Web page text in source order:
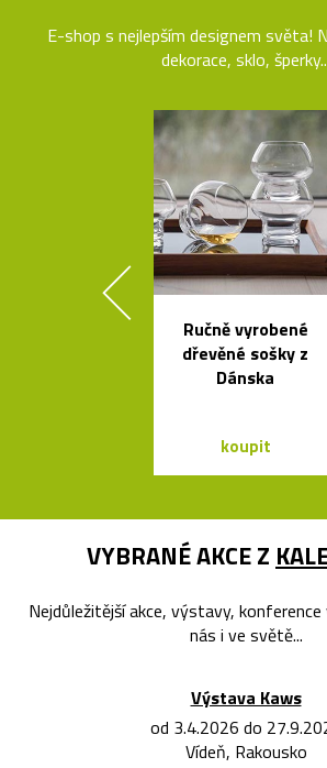
E-shop s nejlepším designem světa!
dekorace, sklo,
Ručně vyrobené
dřevěné sošky z
Dánska
koupit
VYBRANÉ AKCE Z
Nejdůležitější akce, výstavy,
nás i ve světě...
Výstava Kaws
od 3.4.2026 do
Vídeň, Rakousko